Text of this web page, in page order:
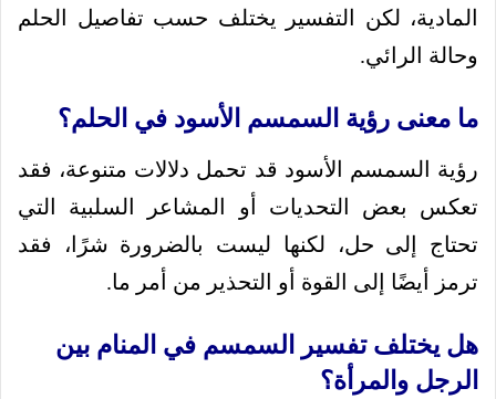
المادية، لكن التفسير يختلف حسب تفاصيل الحلم
وحالة الرائي.
ما معنى رؤية السمسم الأسود في الحلم؟
رؤية السمسم الأسود قد تحمل دلالات متنوعة، فقد
تعكس بعض التحديات أو المشاعر السلبية التي
تحتاج إلى حل، لكنها ليست بالضرورة شرًا، فقد
ترمز أيضًا إلى القوة أو التحذير من أمر ما.
هل يختلف تفسير السمسم في المنام بين
الرجل والمرأة؟